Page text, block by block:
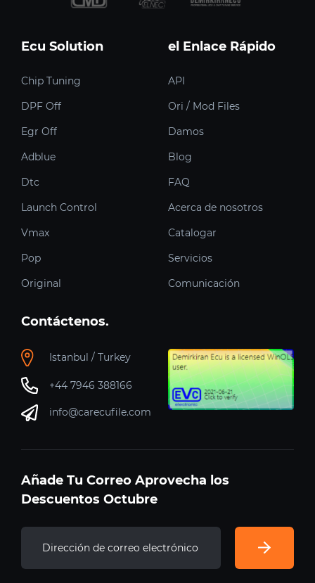
Ecu Solution
Chip Tuning
DPF Off
Egr Off
Adblue
Dtc
Launch Control
Vmax
Pop
Original
el Enlace Rápido
API
Ori / Mod Files
Damos
Blog
FAQ
Acerca de nosotros
Catalogar
Servicios
Comunicación
Contáctenos.
Istanbul / Turkey
+44 7946 388166
info@carecufile.com
Añade Tu Correo Aprovecha los
Descuentos Octubre